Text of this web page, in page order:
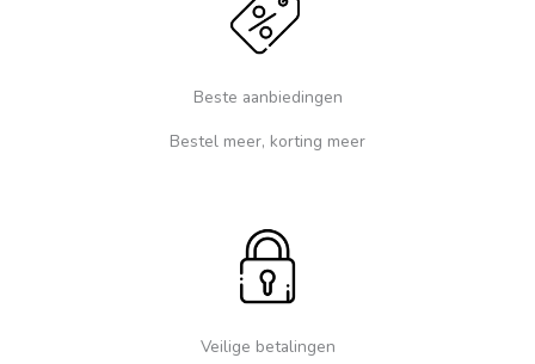
Beste aanbiedingen
Bestel meer, korting meer
Veilige betalingen